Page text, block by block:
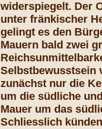
widerspiegelt. Der
unter fränkischer
gelingt es den
Mauern bald zwei
Selbstbewusstsein
zunächst nur die
um die südliche
Mauer um das
Schliesslich